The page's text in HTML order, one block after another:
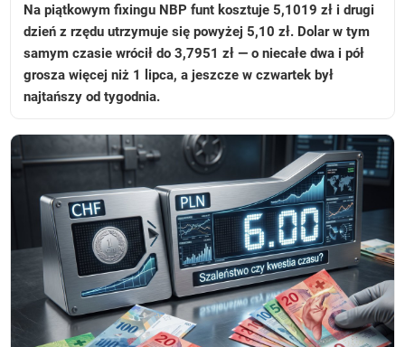
Na piątkowym fixingu NBP funt kosztuje 5,1019 zł i drugi
dzień z rzędu utrzymuje się powyżej 5,10 zł. Dolar w tym
samym czasie wrócił do 3,7951 zł — o niecałe dwa i pół
grosza więcej niż 1 lipca, a jeszcze w czwartek był
najtańszy od tygodnia.